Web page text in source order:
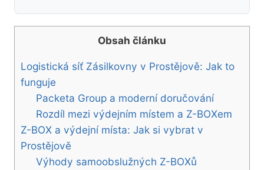
Obsah článku
Logistická síť Zásilkovny v Prostějově: Jak to
funguje
Packeta Group a moderní doručování
Rozdíl mezi výdejním místem a Z-BOXem
Z-BOX a výdejní místa: Jak si vybrat v
Prostějově
Výhody samoobslužných Z-BOXů